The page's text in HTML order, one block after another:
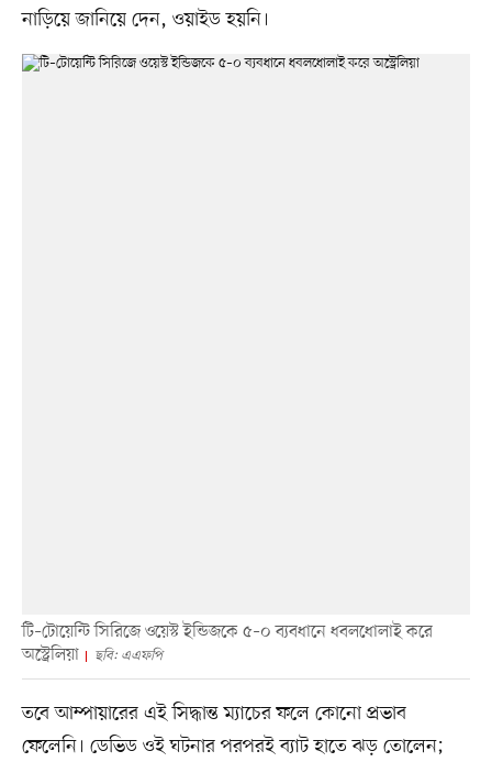
নাড়িয়ে জানিয়ে দেন, ওয়াইড হয়নি।
টি–টোয়েন্টি সিরিজে ওয়েস্ট ইন্ডিজকে ৫–০ ব্যবধানে ধবলধোলাই করে
অস্ট্রেলিয়া
ছবি: এএফপি
তবে আম্পায়ারের এই সিদ্ধান্ত ম্যাচের ফলে কোনো প্রভাব
ফেলেনি। ডেভিড ওই ঘটনার পরপরই ব্যাট হাতে ঝড় তোলেন;